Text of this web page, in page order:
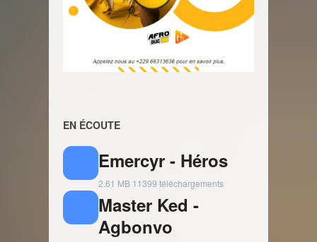
EN ÉCOUTE
Emercyr - Héros
2.61 MB 11399 téléchargements
Master Ked -
Agbonvo